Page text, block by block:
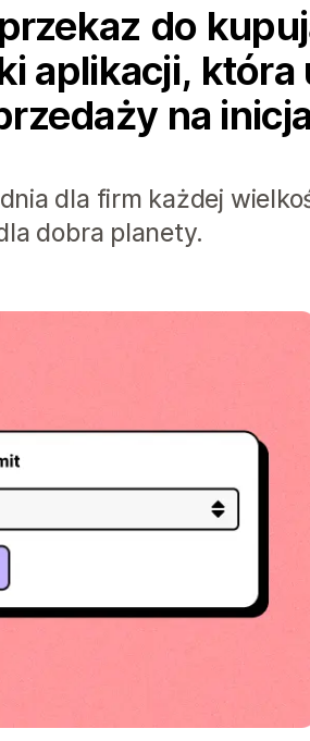
do
aplikacji,
na
dla firm każdej
dobra planety.